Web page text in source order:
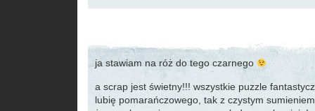
ja stawiam na róż do tego czarnego
a scrap jest świetny!!! wszystkie puzzle
lubię pomarańczowego, tak z czystym